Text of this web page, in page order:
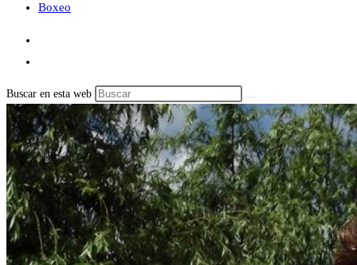
Boxeo
Buscar en esta web